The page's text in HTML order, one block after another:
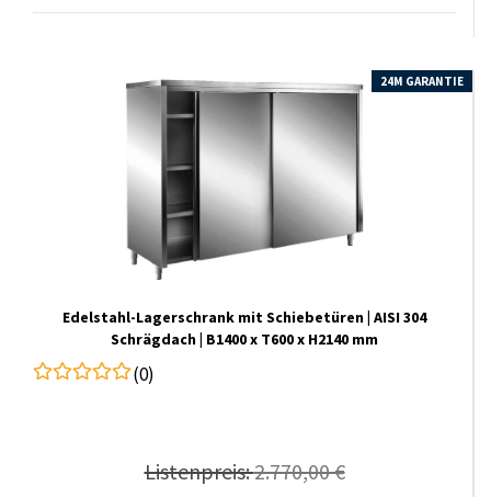
24M GARANTIE
Edelstahl-​Lagerschrank mit Schiebetüren | AISI 304
Schrägdach | B1400 x T600 x H2140 mm
(0)
Listenpreis:2.770,00 €